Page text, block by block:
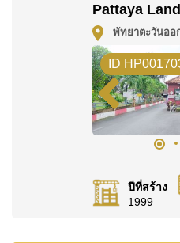
Call Cornerstone Real
Our office Whatsapp is
LINE is
Pattaya
พัทยาตะวันออ
ID
ปีที่สร้าง
1999